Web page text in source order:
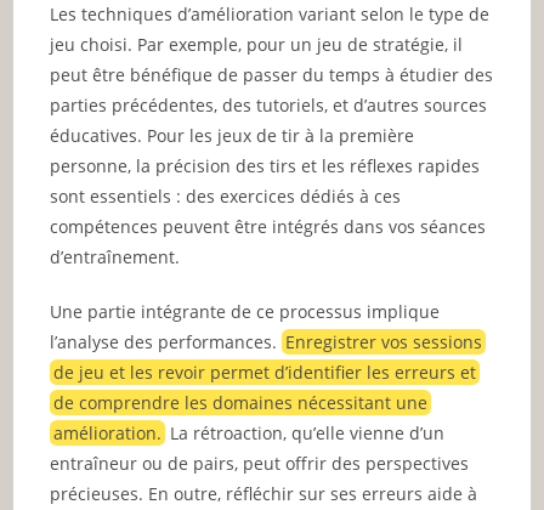
Les techniques d’amélioration variant selon le type de
jeu choisi. Par exemple, pour un jeu de stratégie, il
peut être bénéfique de passer du temps à étudier des
parties précédentes, des tutoriels, et d’autres sources
éducatives. Pour les jeux de tir à la première
personne, la précision des tirs et les réflexes rapides
sont essentiels : des exercices dédiés à ces
compétences peuvent être intégrés dans vos séances
d’entraînement.
Une partie intégrante de ce processus implique
l’analyse des performances.Enregistrer vos sessions
de jeu et les revoir permet d’identifier les erreurs et
de comprendre les domaines nécessitant une
amélioration. La rétroaction, qu’elle vienne d’un
entraîneur ou de pairs, peut offrir des perspectives
précieuses. En outre, réfléchir sur ses erreurs aide à